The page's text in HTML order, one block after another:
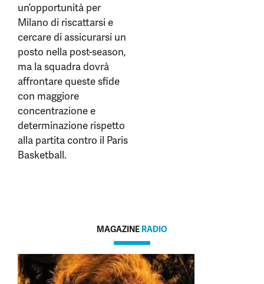
un’opportunità per
Milano di riscattarsi e
cercare di assicurarsi un
posto nella post-season,
ma la squadra dovrà
affrontare queste sfide
con maggiore
concentrazione e
determinazione rispetto
alla partita contro il Paris
Basketball.
MAGAZINE RADIO